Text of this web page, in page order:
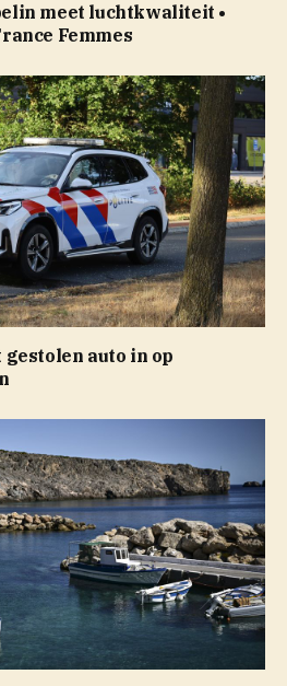
meet luchtkwaliteit •
Femmes
auto in op